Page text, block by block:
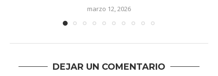
marzo 12, 2026
DEJAR UN COMENTARIO